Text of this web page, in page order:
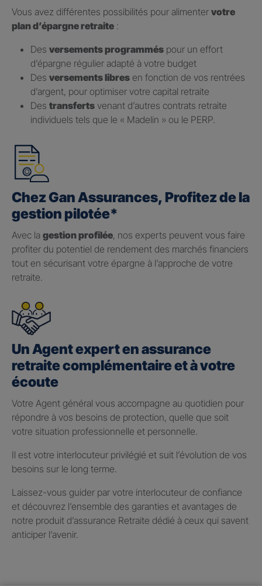
Vous avez différentes possibilités pour alimenter votre
plan d’épargne retraite :
Des versements programmés pour un effort
d’épargne régulier adapté à votre budget
Des versements libres en fonction de vos rentrées
d’argent, pour optimiser votre capital retraite
Des transferts venant d’autres contrats retraite
individuels tels que le « Madelin » ou le PERP.
Chez Gan Assurances, Profitez de la
gestion pilotée*
Avec la gestion profilée, nos experts peuvent vous faire
profiter du potentiel de rendement des marchés financiers
tout en sécurisant votre épargne à l’approche de votre
retraite.
Un Agent expert en assurance
retraite complémentaire et à votre
écoute
Votre Agent général vous accompagne au quotidien pour
répondre à vos besoins de protection, quelle que soit
votre situation professionnelle et personnelle.
Il est votre interlocuteur privilégié et suit l’évolution de vos
besoins sur le long terme.
Laissez-vous guider par votre interlocuteur de confiance
et découvrez l’ensemble des garanties et avantages de
notre produit d’assurance Retraite dédié à ceux qui savent
anticiper l’avenir.